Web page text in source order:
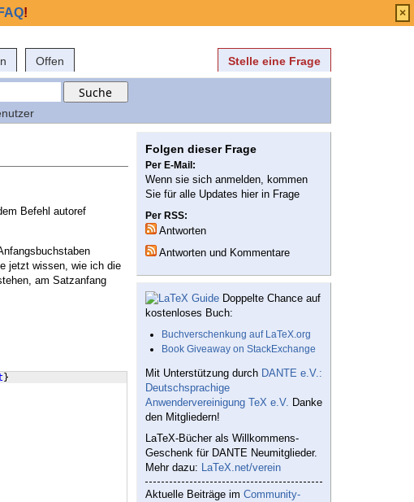
Offen Stelle eine Frage
Befehl autoref
jetzt wissen, wie ich die
am Satzanfang
}
Folgen dieser Frage
Per E-Mail:
Wenn sie sich anmelden, kommen
Sie für alle Updates hier in Frage
Per RSS:
Antworten
Antworten und Kommentare
Doppelte Chance auf
kostenloses Buch:
Buchverschenkung auf LaTeX.org
Book Giveaway on StackExchange
Mit Unterstützung durch DANTE e.V.:
Deutschsprachige
Anwendervereinigung TeX e.V. Danke
den Mitgliedern!
LaTeX-Bücher als Willkommens-
Geschenk für DANTE Neumitglieder.
Mehr dazu: LaTeX.net/verein
Aktuelle Beiträge im Community-
FAQ! ×